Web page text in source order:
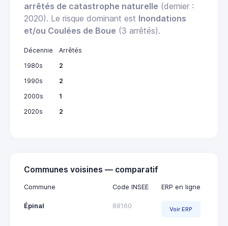
arrêtés de catastrophe naturelle (dernier :
2020). Le risque dominant est Inondations
et/ou Coulées de Boue (3 arrêtés).
Décennie
Arrêtés
1980s
2
1990s
2
2000s
1
2020s
2
Communes voisines — comparatif
Commune Code INSEE ERP en ligne
Épinal 88160 Voir ERP